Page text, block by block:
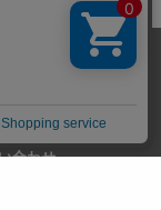
サイトご利用規約
合わせ